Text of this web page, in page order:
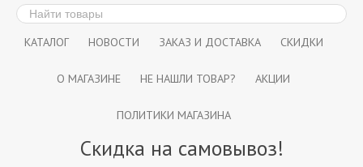
КАТАЛОГ НОВОСТИ ЗАКАЗ И ДОСТАВКА СКИДКИ
О МАГАЗИНЕ НЕ НАШЛИ ТОВАР? АКЦИИ
ПОЛИТИКИ МАГАЗИНА
Скидка на самовывоз!